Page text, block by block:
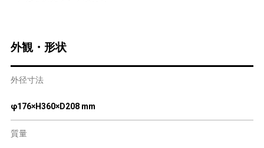
外観・形状
外径寸法
φ176×H360×D208 mm
質量